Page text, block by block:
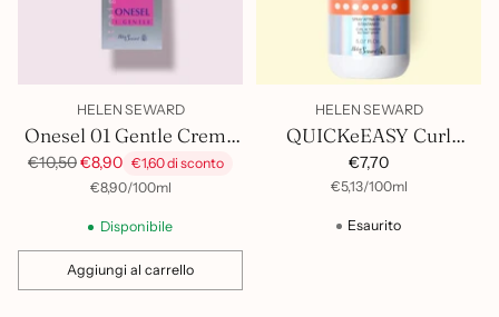
HELEN SEWARD
Onesel 01 Gentle Crema
Stirante
Prezzo
€10,50€8,90 €1,60 di sconto
Prezzo
€8,90/
per 100ml
Disponibile
Aggiungi al carrello
Quantità
HELEN SEWARD
QUICKeEASY Curl
Activator 150ml
€7,70
Prezzo
€5,13/
per 100ml
Esaurito